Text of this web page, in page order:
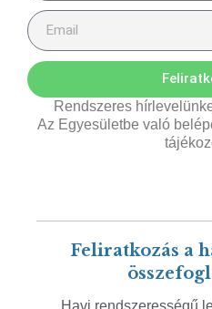
Rendszeres
Az Egyesületbe való
Feliratkozás a